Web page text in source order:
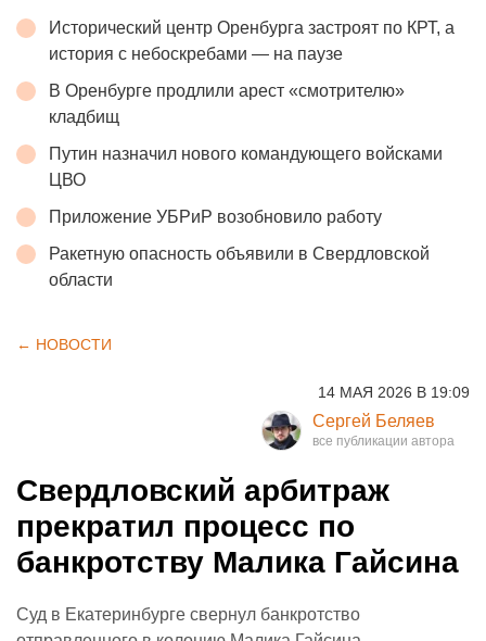
Исторический центр Оренбурга застроят по КРТ, а
история с небоскребами — на паузе
В Оренбурге продлили арест «смотрителю»
кладбищ
Путин назначил нового командующего войсками
ЦВО
Приложение УБРиР возобновило работу
Ракетную опасность объявили в Свердловской
области
← НОВОСТИ
14 МАЯ 2026 В 19:09
Сергей Беляев
Свердловский арбитраж
прекратил процесс по
банкротству Малика Гайсина
Суд в Екатеринбурге свернул банкротство